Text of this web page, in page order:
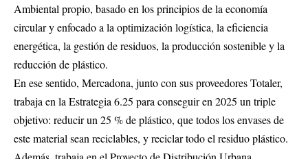
Ambiental propio, basado en los principios de la economía
circular y enfocado a la optimización logística, la eficiencia
energética, la gestión de residuos, la producción sostenible y la
reducción de plástico.
En ese sentido, Mercadona, junto con sus proveedores Totaler,
trabaja en la Estrategia 6.25 para conseguir en 2025 un triple
objetivo: reducir un 25 % de plástico, que todos los envases de
este material sean reciclables, y reciclar todo el residuo plástico.